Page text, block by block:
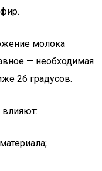
молока
— необходимая
26 градусов.
влияют: